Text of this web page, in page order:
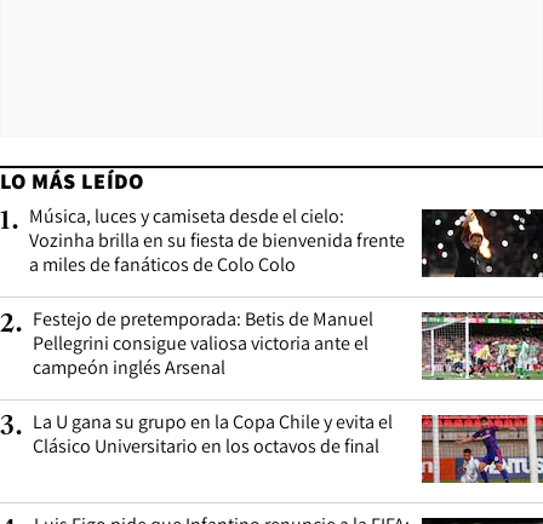
LO MÁS LEÍDO
1. Música, luces y camiseta desde el cielo:
Vozinha brilla en su fiesta de bienvenida frente
a miles de fanáticos de Colo Colo
2. Festejo de pretemporada: Betis de Manuel
Pellegrini consigue valiosa victoria ante el
campeón inglés Arsenal
3. La U gana su grupo en la Copa Chile y evita el
Clásico Universitario en los octavos de final